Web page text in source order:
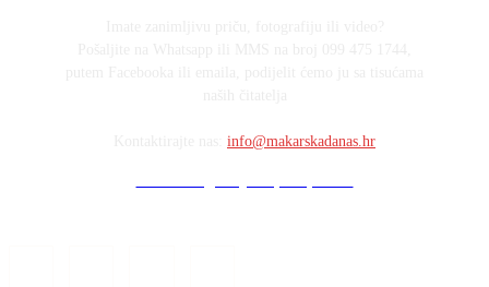
info@makarskadanas.hr